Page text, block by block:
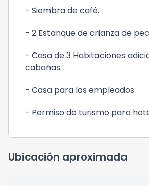
- Siembra de café.
- 2 Estanque de crianza de
- Casa de 3 Habitaciones
cabañas.
- Casa para los empleados.
- Permiso de turismo para
Ubicación aproximada